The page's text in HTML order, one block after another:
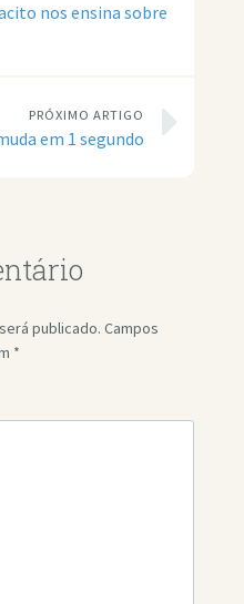
nos ensina sobre
PRÓXIMO ARTIGO
em 1 segundo
publicado. Campos
*